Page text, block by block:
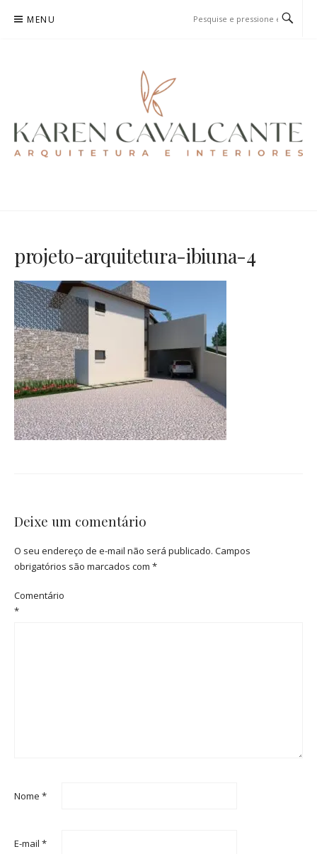
para
MENU
projeto-arquitetura-ibiuna-4
Deixe um comentário
O seu endereço de e-mail não será publicado. Campos
obrigatórios são marcados com *
Comentário
*
Nome *
E-mail *